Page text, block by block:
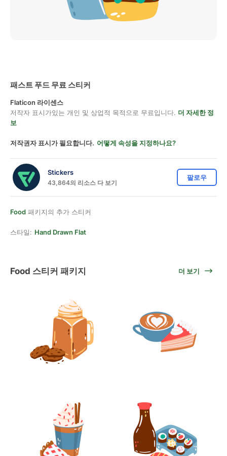
패스트 푸드 무료 스티커
Flaticon 라이센스
저작자 표시가있는 개인 및 상업적 목적으로 무료입니다. 더 자세한 정
보
저작권자 표시가 필요합니다. 어떻게 속성을 지정하나요?
Stickers
43,864의 리소스 다 보기
팔로우
Food 패키지의 추가 스티커
스타일: Hand Drawn Flat
Food 스티커 패키지 더 보기